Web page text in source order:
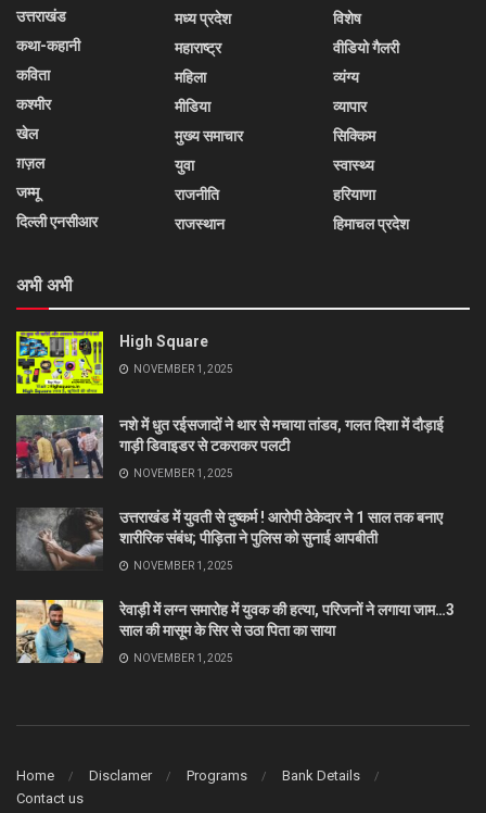
उत्तराखंड
कथा-कहानी
कविता
कश्मीर
खेल
ग़ज़ल
जम्मू
दिल्ली एनसीआर
मध्य प्रदेश
महाराष्ट्र
महिला
मीडिया
मुख्य समाचार
युवा
राजनीति
राजस्थान
विशेष
वीडियो गैलरी
व्यंग्य
व्यापार
सिक्किम
स्वास्थ्य
हरियाणा
हिमाचल प्रदेश
अभी अभी
High Square
NOVEMBER 1, 2025
नशे में धुत रईसजादों ने थार से मचाया तांडव, गलत दिशा में दौड़ाई
गाड़ी डिवाइडर से टकराकर पलटी
NOVEMBER 1, 2025
उत्तराखंड में युवती से दुष्कर्म ! आरोपी ठेकेदार ने 1 साल तक बनाए
शारीरिक संबंध; पीड़िता ने पुलिस को सुनाई आपबीती
NOVEMBER 1, 2025
रेवाड़ी में लग्न समारोह में युवक की हत्या, परिजनों ने लगाया जाम…3
साल की मासूम के सिर से उठा पिता का साया
NOVEMBER 1, 2025
Home Disclamer Programs
Bank Details
Contact us